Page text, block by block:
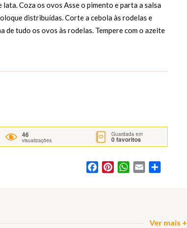
Coza os ovos Asse o pimento e parta a salsa
distribuídas. Corte a cebola às rodelas e
de tudo os ovos às rodelas. Tempere com o azeite
46
visualizações
Guardada em
0favoritos
FacebookPinterestWhatsApp
Email
Ver mais +